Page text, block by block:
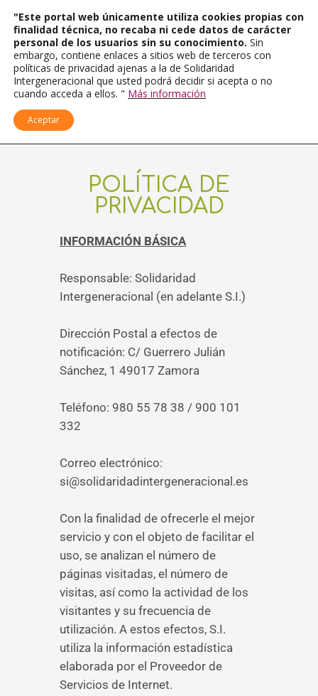
POLÍTICA DE
PRIVACIDAD
INFORMACIÓN BÁSICA
Responsable: Solidaridad
Intergeneracional (en adelante S.I.)
Dirección Postal a efectos de
notificación: C/ Guerrero Julián
Sánchez, 1 49017 Zamora
Teléfono: 980 55 78 38 / 900 101
332
Correo electrónico:
si@solidaridadintergeneracional.es
Con la finalidad de ofrecerle el mejor
servicio y con el objeto de facilitar el
uso, se analizan el número de
páginas visitadas, el número de
visitas, así como la actividad de los
visitantes y su frecuencia de
utilización. A estos efectos, S.I.
utiliza la información estadística
elaborada por el Proveedor de
Servicios de Internet.
"Este portal web únicamente utiliza cookies propias con
finalidad técnica, no recaba ni cede datos de carácter
personal de los usuarios sin su conocimiento. Sin
embargo, contiene enlaces a sitios web de terceros con
políticas de privacidad ajenas a la de Solidaridad
Intergeneracional que usted podrá decidir si acepta o no
cuando acceda a ellos. " Más información
Aceptar